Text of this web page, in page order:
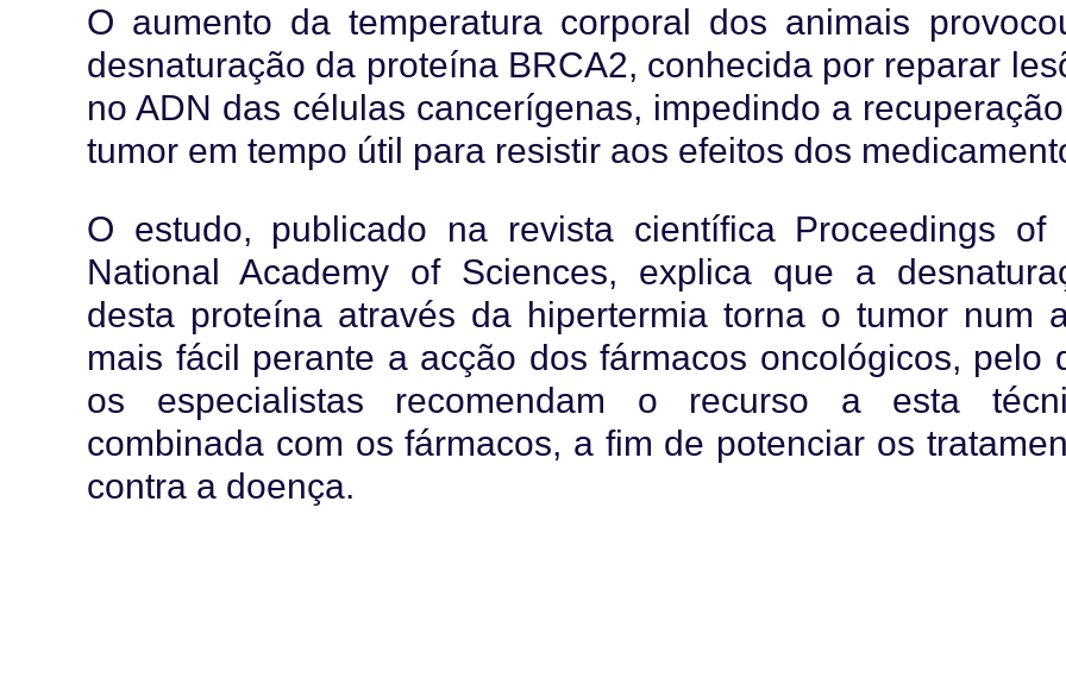
O aumento da temperatura corporal dos animais
desnaturação da proteína BRCA2, conhecida por reparar
no ADN das células cancerígenas, impedindo a
tumor em tempo útil para resistir aos efeitos dos
O estudo, publicado na revista científica Proceedings of
National Academy of Sciences, explica que a
desta proteína através da hipertermia torna o tumor num
mais fácil perante a acção dos fármacos oncológicos, pelo
os especialistas recomendam o recurso a esta
combinada com os fármacos, a fim de potenciar os
contra a doença.